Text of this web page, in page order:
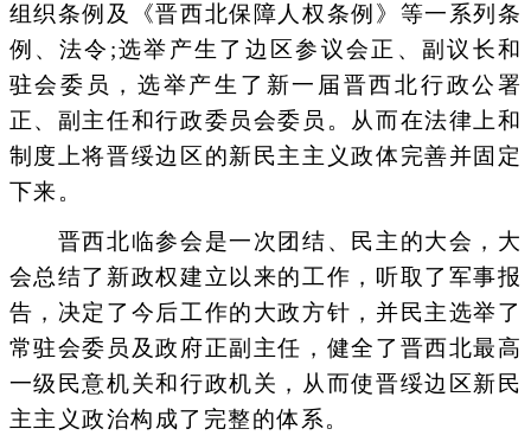
组织条例及《晋西北保障人权条例》等一系列条
例、法令;选举产生了边区参议会正、副议长和
驻会委员，选举产生了新一届晋西北行政公署
正、副主任和行政委员会委员。从而在法律上和
制度上将晋绥边区的新民主主义政体完善并固定
下来。
晋西北临参会是一次团结、民主的大会，大
会总结了新政权建立以来的工作，听取了军事报
告，决定了今后工作的大政方针，并民主选举了
常驻会委员及政府正副主任，健全了晋西北最高
一级民意机关和行政机关，从而使晋绥边区新民
主主义政治构成了完整的体系。